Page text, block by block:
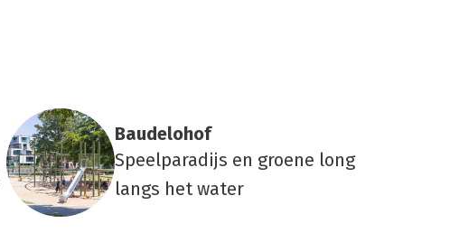
Bau­de­lo­hof
Speelparadijs en groene long
langs het water